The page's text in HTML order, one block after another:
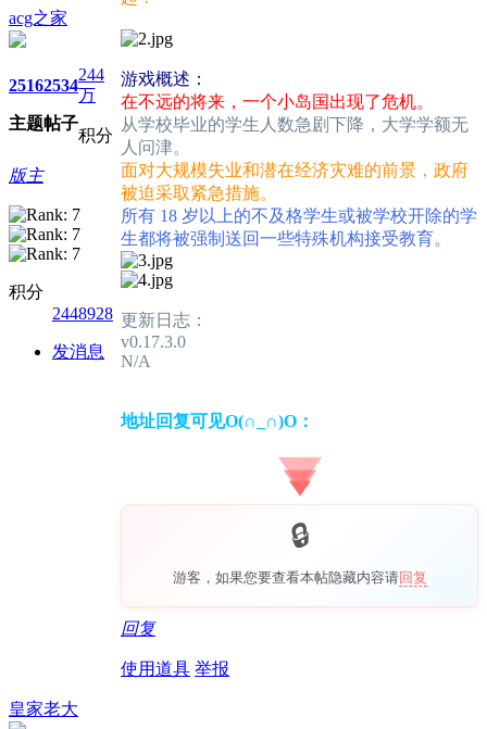
acg之家
2516
主题
2534
帖子
244
万
积分
版主
积分
2448928
发消息
游戏概述：
在不远的将来，一个小岛国出现了危机。
从学校毕业的学生人数急剧下降，大学学额无
人问津。
面对大规模失业和潜在经济灾难的前景，政府
被迫采取紧急措施。
所有 18 岁以上的不及格学生或被学校开除的学
生都将被强制送回一些特殊机构接受教育。
更新日志：
v0.17.3.0
N/A
地址回复可见O(∩_∩)O：
游客，如果您要查看本帖隐藏内容请回复
回复
使用道具 举报
皇家老大